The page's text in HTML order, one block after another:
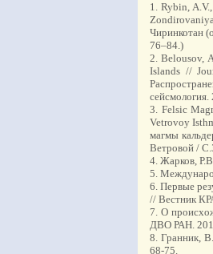
1. Rybin,
Чиринкотан
76–84.)
2. Belousov,
Islands //
3. Felsic
Vetrovoy
магмы
Ветровой /
4. Жарков,
5.
6. Первые
// Вестник
7. О
ДВО РАН.
8. Гранник,
68-75.